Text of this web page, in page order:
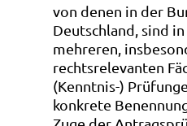
von denen in der
Deutschland, sind
mehreren,
rechtsrelevanten
(Kenntnis-)
konkrete